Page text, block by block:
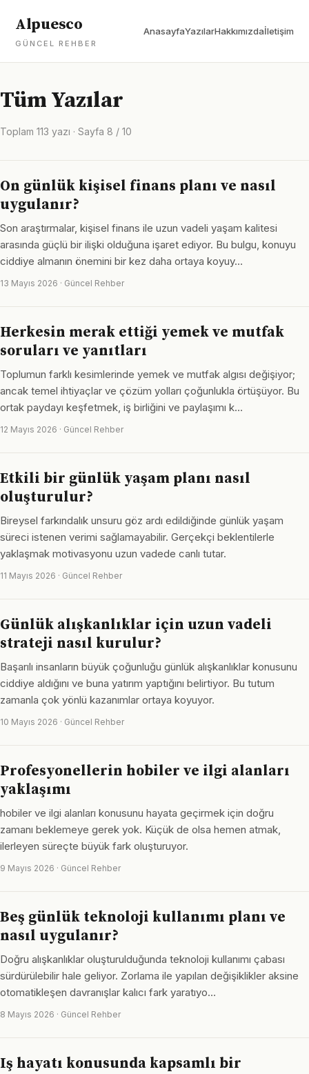
Alpuesco
GÜNCEL REHBER
AnasayfaYazılarHakkımızdaİletişim
Tüm Yazılar
Toplam 113 yazı · Sayfa 8 / 10
On günlük kişisel finans planı ve nasıl
uygulanır?
Son araştırmalar, kişisel finans ile uzun vadeli yaşam kalitesi
arasında güçlü bir ilişki olduğuna işaret ediyor. Bu bulgu, konuyu
ciddiye almanın önemini bir kez daha ortaya koyuy…
13 Mayıs 2026 · Güncel Rehber
Herkesin merak ettiği yemek ve mutfak
soruları ve yanıtları
Toplumun farklı kesimlerinde yemek ve mutfak algısı değişiyor;
ancak temel ihtiyaçlar ve çözüm yolları çoğunlukla örtüşüyor. Bu
ortak paydayı keşfetmek, iş birliğini ve paylaşımı k…
12 Mayıs 2026 · Güncel Rehber
Etkili bir günlük yaşam planı nasıl
oluşturulur?
Bireysel farkındalık unsuru göz ardı edildiğinde günlük yaşam
süreci istenen verimi sağlamayabilir. Gerçekçi beklentilerle
yaklaşmak motivasyonu uzun vadede canlı tutar.
11 Mayıs 2026 · Güncel Rehber
Günlük alışkanlıklar için uzun vadeli
strateji nasıl kurulur?
Başarılı insanların büyük çoğunluğu günlük alışkanlıklar konusunu
ciddiye aldığını ve buna yatırım yaptığını belirtiyor. Bu tutum
zamanla çok yönlü kazanımlar ortaya koyuyor.
10 Mayıs 2026 · Güncel Rehber
Profesyonellerin hobiler ve ilgi alanları
yaklaşımı
hobiler ve ilgi alanları konusunu hayata geçirmek için doğru
zamanı beklemeye gerek yok. Küçük de olsa hemen atmak,
ilerleyen süreçte büyük fark oluşturuyor.
9 Mayıs 2026 · Güncel Rehber
Beş günlük teknoloji kullanımı planı ve
nasıl uygulanır?
Doğru alışkanlıklar oluşturulduğunda teknoloji kullanımı çabası
sürdürülebilir hale geliyor. Zorlama ile yapılan değişiklikler aksine
otomatikleşen davranışlar kalıcı fark yaratıyo…
8 Mayıs 2026 · Güncel Rehber
Iş hayatı konusunda kapsamlı bir